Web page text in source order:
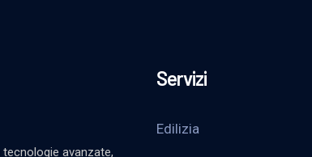
avanzate,
Servizi
Edilizia